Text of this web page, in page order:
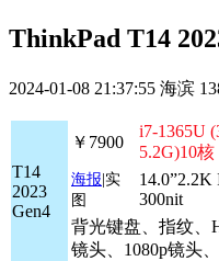
ThinkPad T14
2024-01-08 21:37:55 海滨
T14
2023
Gen4
￥7900
i7-1365U
5.2G)10核
海报 |实
图
14.0”2.2K
300nit
背光键盘、指纹、
镜头、1080p镜头